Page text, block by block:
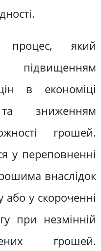
який
підвищенням
в економіці
зниженням
грошей.
у переповненні
внаслідок
або у скороченні
при незмінній
грошей.